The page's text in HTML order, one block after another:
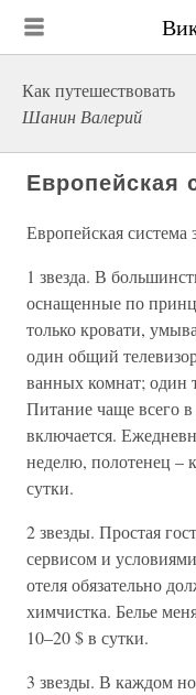
Как путешествовать
Шанин Валерий
Европейская
Европейская система
1 звезда. В
оснащенные по
только кровати,
один общий
ванных комнат; один
Питание чаще всего
включается.
неделю, полотенец –
сутки.
2 звезды. Простая
сервисом и
отеля обязательно
химчистка. Белье
10–20 $ в сутки.
3 звезды. В каждом